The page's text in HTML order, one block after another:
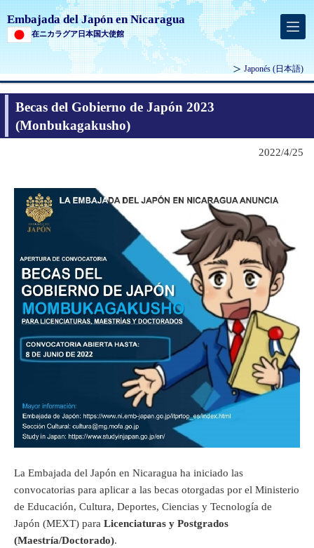
Embajada del Japón en Nicaragua
在ニカラグア日本国大使館
Japonés (日本語)
Becas del Gobierno de Japón 2023
(Monbukagakusho)
2022/4/25
La Embajada del Japón en Nicaragua ha iniciado las
convocatorias para aplicar a las becas otorgadas por el Ministerio
de Educación, Cultura, Deportes, Ciencias y Tecnología de
Japón (MEXT) para Licenciaturas y Postgrados
(Maestría/Doctorado).